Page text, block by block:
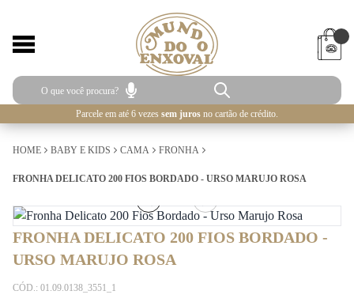
Parcele em até 6 vezes sem juros no cartão de crédito.
HOME BABY E KIDS CAMA FRONHA
FRONHA DELICATO 200 FIOS BORDADO - URSO MARUJO ROSA
FRONHA DELICATO 200 FIOS BORDADO -
URSO MARUJO ROSA
CÓD.: 01.09.0138_3551_1